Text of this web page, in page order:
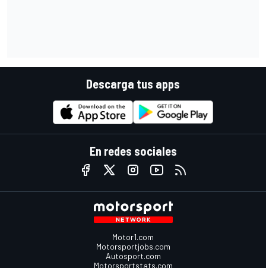
Descarga tus apps
En redes sociales
Motor1.com
Motorsportjobs.com
Autosport.com
Motorsportstats.com